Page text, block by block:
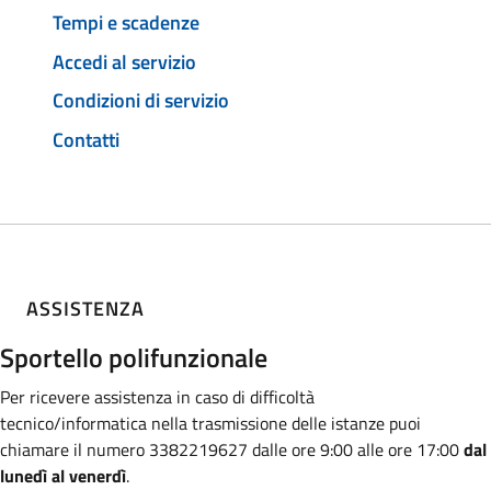
Tempi e scadenze
Accedi al servizio
Condizioni di servizio
Contatti
ASSISTENZA
Sportello polifunzionale
Per ricevere assistenza in caso di difficoltà
tecnico/informatica nella trasmissionedelle istanze puoi
chiamare il numero 3382219627 dalle ore 9:00 alle ore 17:00dal
lunedì al venerdì.